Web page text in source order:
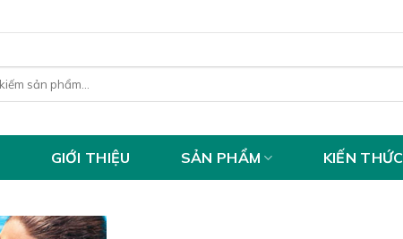
GIỚI THIỆU SẢN PHẨM KIẾN THỨC